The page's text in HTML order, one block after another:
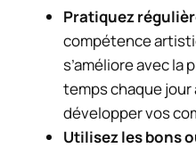
Pratiquez
compétence
s’améliore avec la
temps chaque jour
développer vos
Utilisez les bons